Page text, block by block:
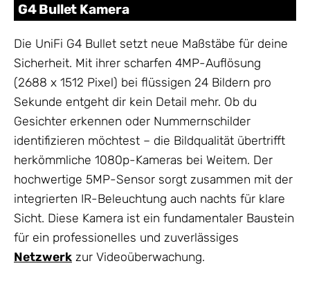
G4 Bullet Kamera
Die UniFi G4 Bullet setzt neue Maßstäbe für deine
Sicherheit. Mit ihrer scharfen 4MP-Auflösung
(2688 x 1512 Pixel) bei flüssigen 24 Bildern pro
Sekunde entgeht dir kein Detail mehr. Ob du
Gesichter erkennen oder Nummernschilder
identifizieren möchtest – die Bildqualität übertrifft
herkömmliche 1080p-Kameras bei Weitem. Der
hochwertige 5MP-Sensor sorgt zusammen mit der
integrierten IR-Beleuchtung auch nachts für klare
Sicht. Diese Kamera ist ein fundamentaler Baustein
für ein professionelles und zuverlässiges
Netzwerk zur Videoüberwachung.